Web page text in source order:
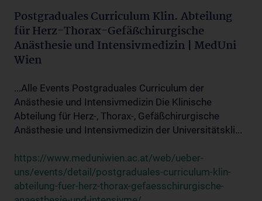
Postgraduales Curriculum Klin. Abteilung
für Herz-Thorax-Gefäßchirurgische
Anästhesie und Intensivmedizin | MedUni
Wien
...Alle Events Postgraduales Curriculum der
Anästhesie und Intensivmedizin Die Klinische
Abteilung für Herz-, Thorax-, Gefäßchirurgische
Anästhesie und Intensivmedizin der Universitätskli...
https://www.meduniwien.ac.at/web/ueber-
uns/events/detail/postgraduales-curriculum-klin-
abteilung-fuer-herz-thorax-gefaesschirurgische-